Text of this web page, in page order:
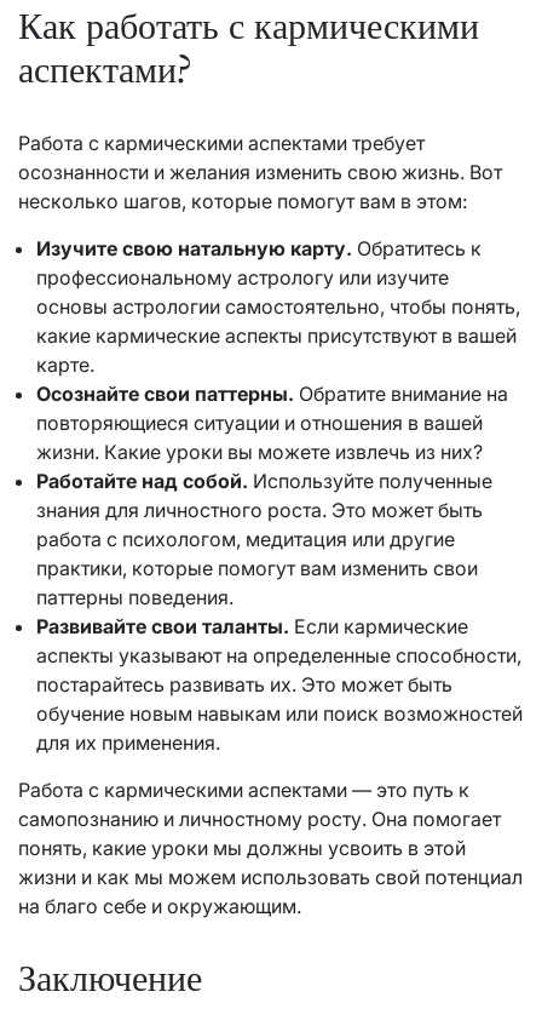
Как работать с кармическими
аспектами?
Работа с кармическими аспектами требует
осознанности и желания изменить свою жизнь. Вот
несколько шагов, которые помогут вам в этом:
Изучите свою натальную карту. Обратитесь к
профессиональному астрологу или изучите
основы астрологии самостоятельно, чтобы понять,
какие кармические аспекты присутствуют в вашей
карте.
Осознайте свои паттерны. Обратите внимание на
повторяющиеся ситуации и отношения в вашей
жизни. Какие уроки вы можете извлечь из них?
Работайте над собой. Используйте полученные
знания для личностного роста. Это может быть
работа с психологом, медитация или другие
практики, которые помогут вам изменить свои
паттерны поведения.
Развивайте свои таланты. Если кармические
аспекты указывают на определенные способности,
постарайтесь развивать их. Это может быть
обучение новым навыкам или поиск возможностей
для их применения.
Работа с кармическими аспектами — это путь к
самопознанию и личностному росту. Она помогает
понять, какие уроки мы должны усвоить в этой
жизни и как мы можем использовать свой потенциал
на благо себе и окружающим.
Заключение